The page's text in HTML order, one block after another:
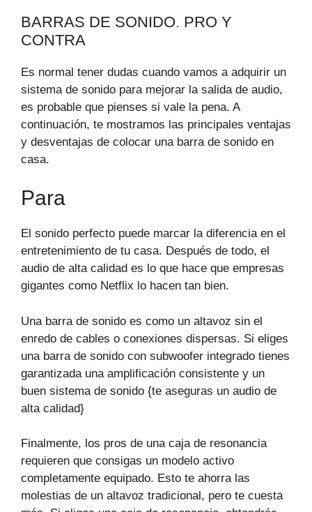
BARRAS DE SONIDO. PRO Y
CONTRA
Es normal tener dudas cuando vamos a adquirir un
sistema de sonido para mejorar la salida de audio,
es probable que pienses si vale la pena. A
continuación, te mostramos las principales ventajas
y desventajas de colocar una barra de sonido en
casa.
Para
El sonido perfecto puede marcar la diferencia en el
entretenimiento de tu casa. Después de todo, el
audio de alta calidad es lo que hace que empresas
gigantes como Netflix lo hacen tan bien.
Una barra de sonido es como un altavoz sin el
enredo de cables o conexiones dispersas. Si eliges
una barra de sonido con subwoofer integrado tienes
garantizada una amplificación consistente y un
buen sistema de sonido {te aseguras un audio de
alta calidad}
Finalmente, los pros de una caja de resonancia
requieren que consigas un modelo activo
completamente equipado. Esto te ahorra las
molestias de un altavoz tradicional, pero te cuesta